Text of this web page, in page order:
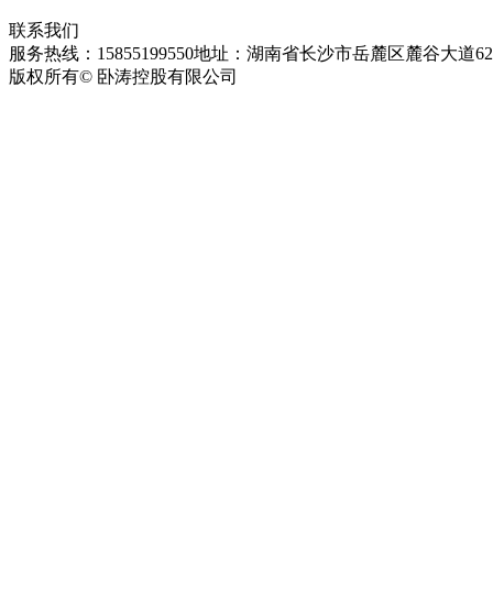
联系我们
服务热线：15855199550地址：湖南省长沙市岳麓区麓谷大道
版权所有© 卧涛控股有限公司